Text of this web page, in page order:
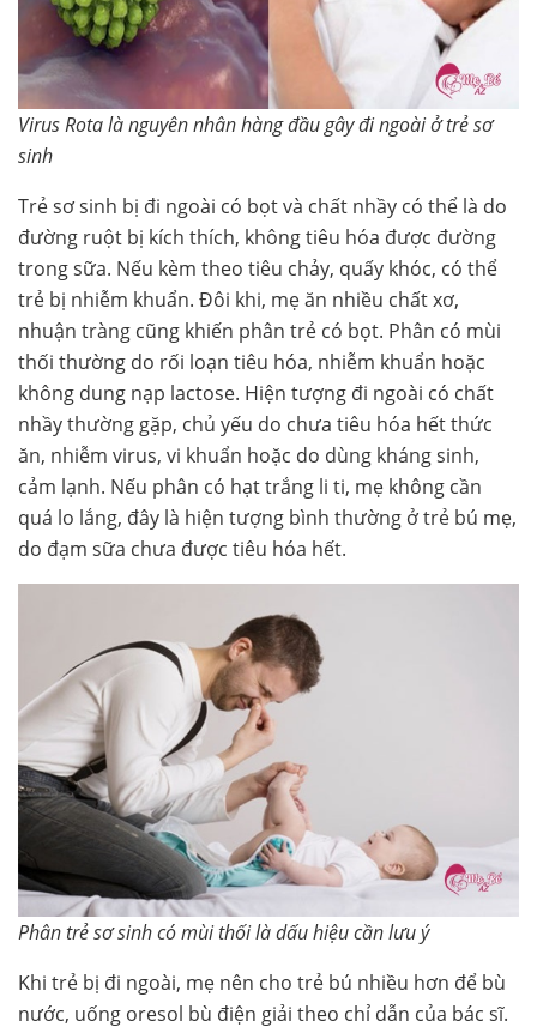
Virus Rota là nguyên nhân hàng đầu gây đi ngoài ở trẻ sơ
sinh
Trẻ sơ sinh bị đi ngoài có bọt và chất nhầy có thể là do
đường ruột bị kích thích, không tiêu hóa được đường
trong sữa. Nếu kèm theo tiêu chảy, quấy khóc, có thể
trẻ bị nhiễm khuẩn. Đôi khi, mẹ ăn nhiều chất xơ,
nhuận tràng cũng khiến phân trẻ có bọt. Phân có mùi
thối thường do rối loạn tiêu hóa, nhiễm khuẩn hoặc
không dung nạp lactose. Hiện tượng đi ngoài có chất
nhầy thường gặp, chủ yếu do chưa tiêu hóa hết thức
ăn, nhiễm virus, vi khuẩn hoặc do dùng kháng sinh,
cảm lạnh. Nếu phân có hạt trắng li ti, mẹ không cần
quá lo lắng, đây là hiện tượng bình thường ở trẻ bú mẹ,
do đạm sữa chưa được tiêu hóa hết.
Phân trẻ sơ sinh có mùi thối là dấu hiệu cần lưu ý
Khi trẻ bị đi ngoài, mẹ nên cho trẻ bú nhiều hơn để bù
nước, uống oresol bù điện giải theo chỉ dẫn của bác sĩ.